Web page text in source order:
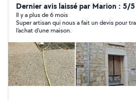
conditions de qualité exigées par le
travaux mes priorités sont la
Cela passe par une propreté
réalisations des travaux ainsi qu'un
indiscutable des travaux.
Dernier avis laissé par Marion : 5/5
Il y a plus de 6 mois
Super artisan qui nous a fait un devis pour
l’achat d’une maison.